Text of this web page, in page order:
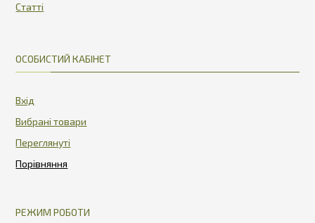
Статті
ОСОБИСТИЙ КАБІНЕТ
Вхід
Вибрані товари
Переглянуті
РЕЖИМ РОБОТИ